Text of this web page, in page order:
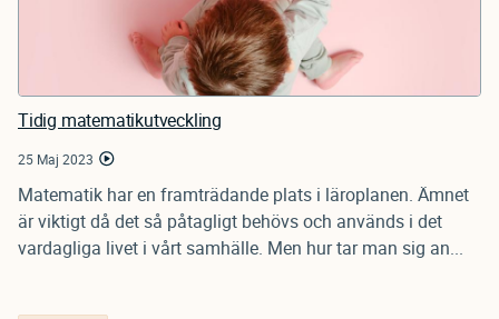
Tidig matematikutveckling
25 Maj 2023
Matematik har en framträdande plats i läroplanen. Ämnet
är viktigt då det så påtagligt behövs och används i det
vardagliga livet i vårt samhälle. Men hur tar man sig an...